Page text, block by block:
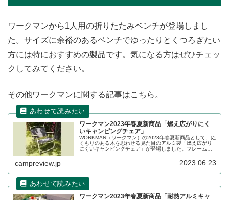
ワークマンから1人用の折りたたみベンチが登場しまし
た。サイズに余裕のあるベンチでゆったりとくつろぎたい
方には特におすすめの製品です。気になる方はぜひチェッ
クしてみてください。
その他ワークマンに関する記事はこちら。
ワークマン2023年春夏新商品「燃え広がりにく
いキャンピングチェア」
WORKMAN（ワークマン）の2023年春夏新商品として、ぬ
くもりのある木を思わせる見た目のアルミ製「燃え広がり
にくいキャンピングチェア」が登場しました。フレームは
施されています。Web限定での販売です。詳細をレビュー
campreview.jp 2023.06.23
ワークマン2023年春夏新商品「耐熱アルミキャ